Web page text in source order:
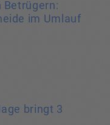
Betrügern:
im Umlauf
bringt 3